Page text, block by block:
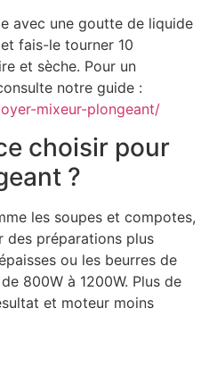
avec une goutte de liquide
fais-le tourner 10
et sèche. Pour un
notre guide :
mixeur-plongeant/
choisir pour
?
les soupes et compotes,
des préparations plus
ou les beurres de
800W à 1200W. Plus de
et moteur moins